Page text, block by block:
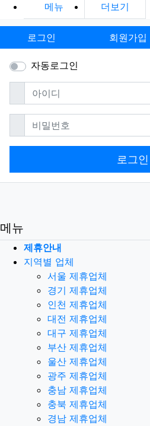
메뉴 더보기
로그인 회원가입
자동로그인
아이디필수
비밀번호필수
로그인
메뉴
제휴안내
지역별 업체
서울 제휴업체
경기 제휴업체
인천 제휴업체
대전 제휴업체
대구 제휴업체
부산 제휴업체
울산 제휴업체
광주 제휴업체
충남 제휴업체
충북 제휴업체
경남 제휴업체